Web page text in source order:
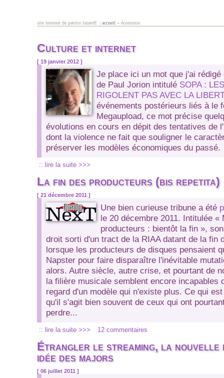
site internet de patrice lazareff |
vous êtes ici
accueil » économie
Culture et internet
[ 19 janvier 2012 ]
Je place ici un mot que j'ai
de Paul Jorion intitulé SOPA :
RIGOLENT PAS AVEC LA
événements postérieurs liés à le
Megaupload, ce mot précise
évolutions en cours en dépit des tentatives de
dont la violence ne fait que souligner le
préserver les modèles économiques du passé.
:: lire la suite >>>
La fin des producteurs (bis repetita)
[ 21 décembre 2011 ]
Une bien curieuse tribune a été
le 20 décembre 2011. Intitulée «
producteurs : bientôt la fin »,
droit sorti d'un tract de la RIAA datant de la fin
lorsque les producteurs de disques pensaient
Napster pour faire disparaître l'inévitable
alors. Autre siècle, autre crise, et pourtant de
la filière musicale semblent encore incapables
regard d'un modèle qui n'existe plus. Ce qui
qu'il s'agit bien souvent de ceux qui ont
perdre...
:: lire la suite >>> 12 commentaires
Étrangler le streaming, la nouvelle
idée des majors
[ 06 juillet 2011 ]